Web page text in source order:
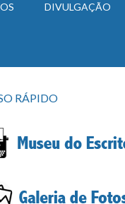
DIVULGAÇÃO
RÁPIDO